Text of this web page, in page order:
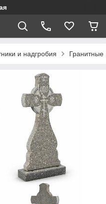
и надгробия Гранитные